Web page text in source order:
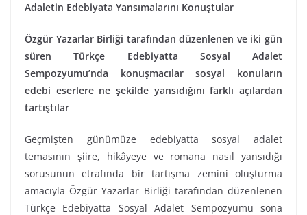
Adaletin Edebiyata Yansımalarını Konuştular
Özgür Yazarlar Birliği tarafından düzenlenen ve iki gün
süren Türkçe Edebiyatta Sosyal Adalet
Sempozyumu’nda konuşmacılar sosyal konuların
edebi eserlere ne şekilde yansıdığını farklı açılardan
tartıştılar
Geçmişten günümüze edebiyatta sosyal adalet
temasının şiire, hikâyeye ve romana nasıl yansıdığı
sorusunun etrafında bir tartışma zemini oluşturma
amacıyla Özgür Yazarlar Birliği tarafından düzenlenen
Türkçe Edebiyatta Sosyal Adalet Sempozyumu sona